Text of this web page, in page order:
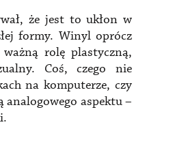
że jest to ukłon w
formy. Winyl oprócz
rolę plastyczną,
Coś, czego nie
na komputerze, czy
analogowego aspektu –